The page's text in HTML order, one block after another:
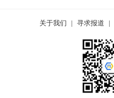
关于我们 寻求报道